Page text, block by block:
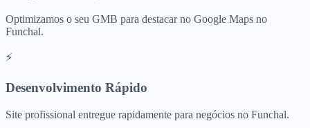
Optimizamos o seu GMB para destacar no Google Maps no
Funchal.
⚡
Desenvolvimento Rápido
Site profissional entregue rapidamente para negócios no Funchal.